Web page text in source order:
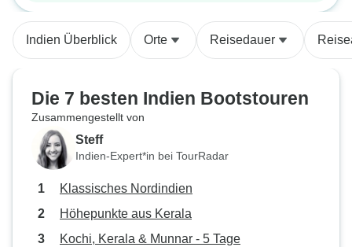
Indien Überblick Orte Reisedauer
Die 7 besten Indien Bootstouren
Zusammengestellt von
Steff
Indien-Expert*in bei TourRadar
Klassisches Nordindien
Höhepunkte aus Kerala
Kochi, Kerala & Munnar - 5 Tage